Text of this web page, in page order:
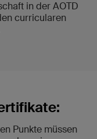
in der AOTD
curricularen
Punkte müssen